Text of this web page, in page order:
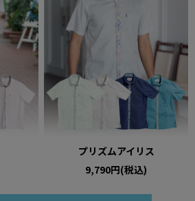
プリズムアイリス
9,790円(税込)